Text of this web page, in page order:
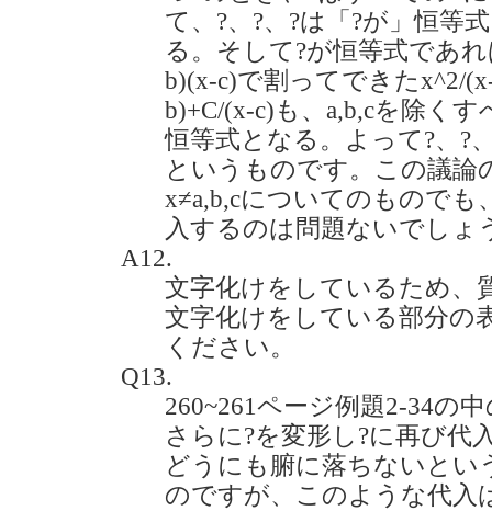
て、?、?、?は「?が」恒等
る。そして?が恒等式であ
b)(x-c)で割ってできたx^2/
b)+C/(x-c)も、a,b,cを除く
恒等式となる。よって?、?
というものです。この議論
x≠a,b,cについてのものでも
入するのは問題ないでしょ
A12.
文字化けをしているため、
文字化けをしている部分の
ください。
Q13.
260~261ページ例題2-34の
さらに?を変形し?に再び代
どうにも腑に落ちないとい
のですが、このような代入